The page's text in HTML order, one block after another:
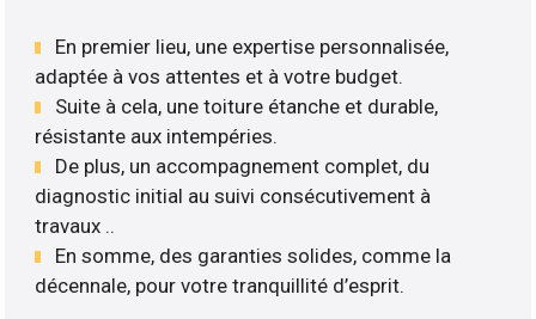
En premier lieu, une expertise personnalisée,
adaptée à vos attentes et à votre budget.
Suite à cela, une toiture étanche et durable,
résistante aux intempéries.
De plus, un accompagnement complet, du
diagnostic initial au suivi consécutivement à
travaux ..
En somme, des garanties solides, comme la
décennale, pour votre tranquillité d’esprit.